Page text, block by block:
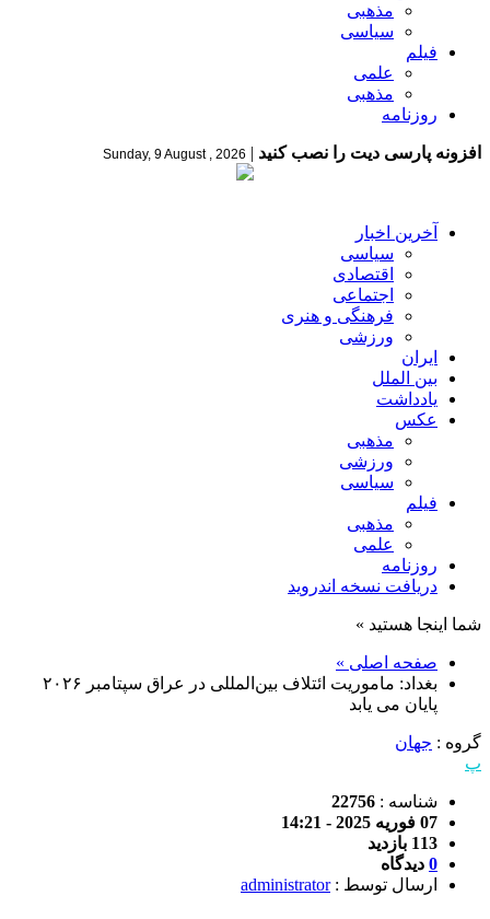
مذهبی
سیاسی
فیلم
علمی
مذهبی
روزنامه
افزونه پارسی دیت را نصب کنید |
Sunday, 9 August , 2026
آخرین اخبار
سیاسی
اقتصادی
اجتماعی
فرهنگی و هنری
ورزشی
ایران
بین الملل
یادداشت
عکس
مذهبی
ورزشی
سیاسی
فیلم
مذهبی
علمی
روزنامه
دریافت نسخه اندروید
شما اینجا هستید »
صفحه اصلی »
بغداد: ماموریت ائتلاف بین‌المللی در عراق سپتامبر ۲۰۲۶
پایان می‌ یابد
گروه : جهان
پ
شناسه : 22756
07 فوریه 2025 - 14:21
113 بازدید
0 دیدگاه
ارسال توسط :administrator